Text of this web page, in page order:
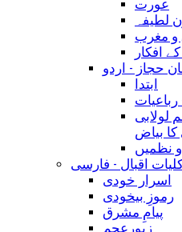
عورت
لطیفہ
و مغرب
افکار
حجاز - اردو
ابتدا
لولابی
بیاض
نظمیں
اقبال - فارسی
اسرار خودی
رموزِ بیخودی
پیامِ مشرق
زبورِعجم